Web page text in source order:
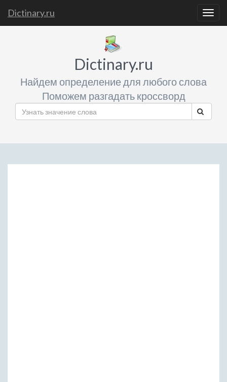
Dictinary.ru
Dictinary.ru
Найдем определение для любого слова
Поможем разгадать кроссворд